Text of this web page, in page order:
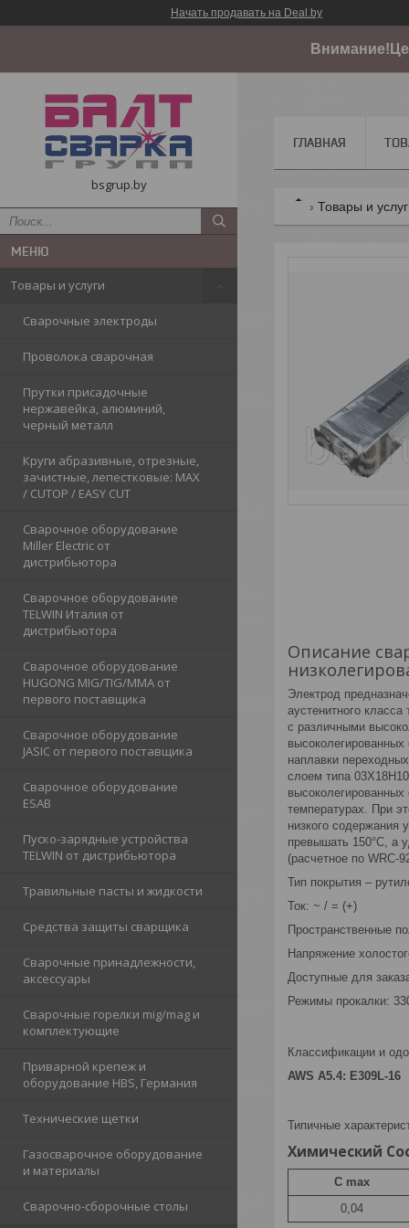
Начать продавать на Deal.by
bsgrup.by
Товары и услуги
Сварочные электроды
Проволока сварочная
Прутки присадочные
нержавейка, алюминий,
черный металл
Круги абразивные, отрезные,
зачистные, лепестковые: MAX
/ CUTOP / EASY CUT
Сварочное оборудование
Miller Electric от
дистрибьютора
Сварочное оборудование
TELWIN Италия от
дистрибьютора
Сварочное оборудование
HUGONG MIG/TIG/MMA от
первого поставщика
Сварочное оборудование
JASIC от первого поставщика
Сварочное оборудование
ESAB
Пуско-зарядные устройства
TELWIN от дистрибьютора
Травильные пасты и жидкости
Средства защиты сварщика
Сварочные принадлежности,
аксессуары
Сварочные горелки mig/mag и
комплектующие
Приварной крепеж и
оборудование HBS, Германия
Технические щетки
Газосварочное оборудование
и материалы
Сварочно-сборочные столы
ГЛАВНАЯ
Товары и
Описание
Электрод
аустенитного
с различными
наплавки
слоем типа
температурах. При
низкого содержания
превышать 150°С, а
(расчетное по WRC-
Тип покрытия –
Ток: ~ / = (+)
Пространственные
Напряжение
Доступные для
Режимы прокалки:
Классификации и
AWS A5.4: E309L-16
Типичные
Химический
С max
0,04